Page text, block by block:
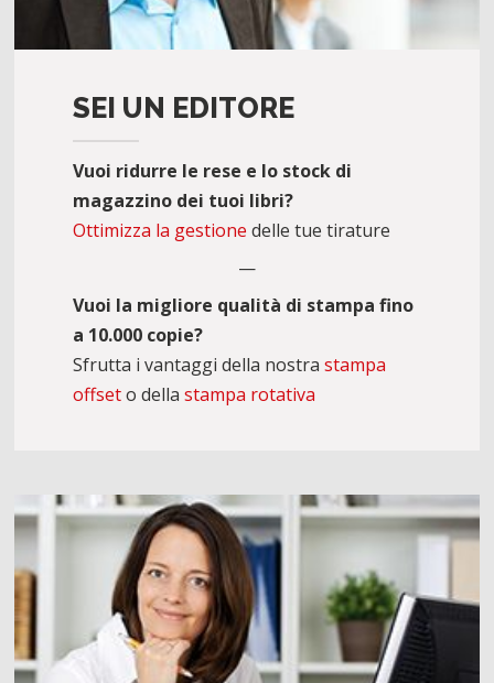
SEI UN EDITORE
Vuoi ridurre le rese e lo stock di
magazzino dei tuoi libri?
Ottimizza la gestione delle tue tirature
—
Vuoi la migliore qualità di stampa fino
a 10.000 copie?
Sfrutta i vantaggi della nostrastampa
offseto dellastampa rotativa